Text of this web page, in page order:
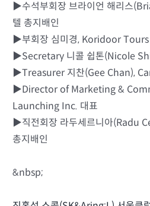
▶수석부회장 브라이언 해리스
텔 총지배인
▶부회장 심미경, Koridoor Tours
▶Secretary 니콜 쉽톤(Nicole
▶Treasurer 지찬(Gee Chan),
▶Director of Marketing &
Launching Inc. 대표
▶직전회장 라두세르니아(Radu
총지배인
&nbsp;